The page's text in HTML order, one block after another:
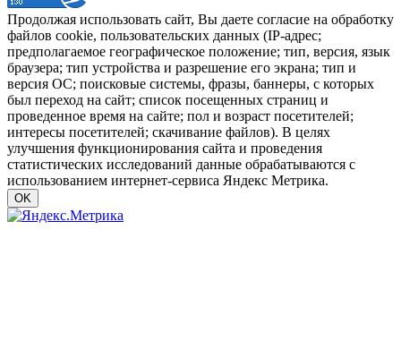
Продолжая использовать сайт, Вы даете согласие на обработку
файлов cookie, пользовательских данных (IP-адрес;
предполагаемое географическое положение; тип, версия, язык
браузера; тип устройства и разрешение его экрана; тип и
версия ОС; поисковые системы, фразы, баннеры, с которых
был переход на сайт; список посещенных страниц и
проведенное время на сайте; пол и возраст посетителей;
интересы посетителей; скачивание файлов). В целях
улучшения функционирования сайта и проведения
статистических исследований данные обрабатываются с
использованием интернет-сервиса Яндекс Метрика.
OK